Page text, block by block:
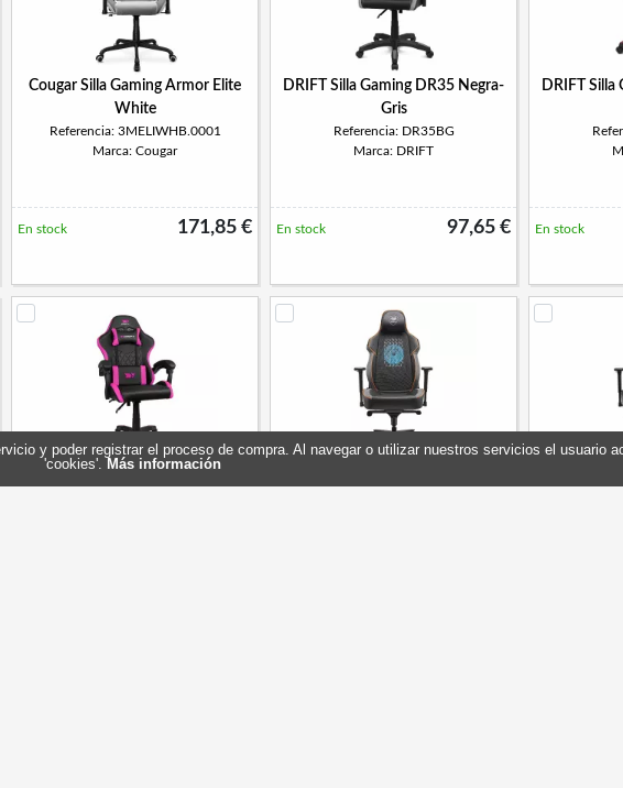
Cougar Silla Gaming Armor Elite
White
Referencia: 3MELIWHB.0001
Marca: Cougar
171,85 €
En stock
DRIFT Silla Gaming DR35 Negra-
Gris
Referencia: DR35BG
Marca: DRIFT
97,65 €
En stock
DRIFT Silla
En stock
y poder registrar el proceso de compra. Al navegar o utilizar nuestros servicios el usuario
'cookies'. Más información